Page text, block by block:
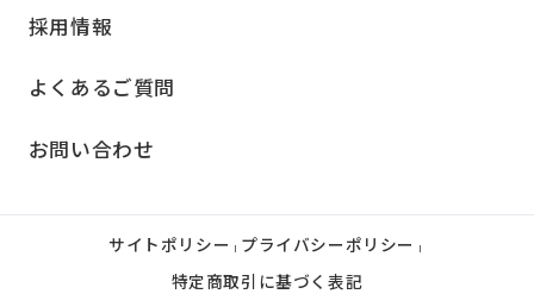
採用情報
よくあるご質問
お問い合わせ
サイトポリシー | プライバシーポリシー |
特定商取引に基づく表記